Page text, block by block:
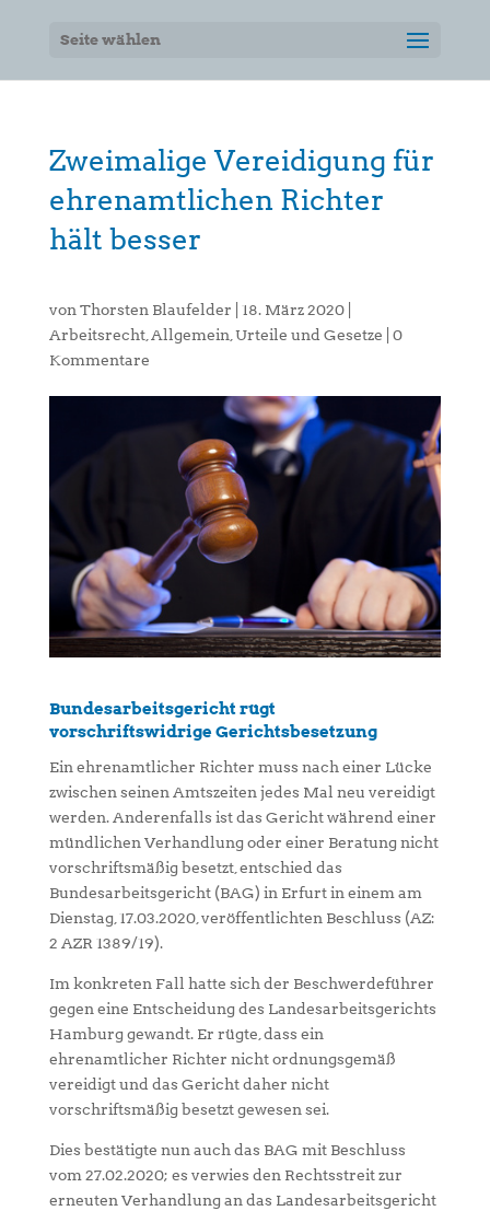
Seite wählen
Zweimalige Vereidigung für
ehrenamtlichen Richter
hält besser
von Thorsten Blaufelder 18. März 2020|
Arbeitsrecht, Allgemein Urteile und Gesetze
0
Kommentare
Bundesarbeitsgericht rügt
vorschriftswidrige Gerichtsbesetzung
Ein ehrenamtlicher Richter muss nach einer Lücke
zwischen seinen Amtszeiten jedes Mal neu vereidigt
werden. Anderenfalls ist das Gericht während einer
mündlichen Verhandlung oder einer Beratung nicht
vorschriftsmäßig besetzt, entschied das
Bundesarbeitsgericht (BAG) in Erfurt in einem am
Dienstag, 17.03.2020, veröffentlichten Beschluss (AZ:
2 AZR 1389/19).
Im konkreten Fall hatte sich der Beschwerdeführer
gegen eine Entscheidung des Landesarbeitsgerichts
Hamburg gewandt. Er rügte, dass ein
ehrenamtlicher Richter nicht ordnungsgemäß
vereidigt und das Gericht daher nicht
vorschriftsmäßig besetzt gewesen sei.
Dies bestätigte nun auch das BAG mit Beschluss
vom 27.02.2020; es verwies den Rechtsstreit zur
erneuten Verhandlung an das Landesarbeitsgericht